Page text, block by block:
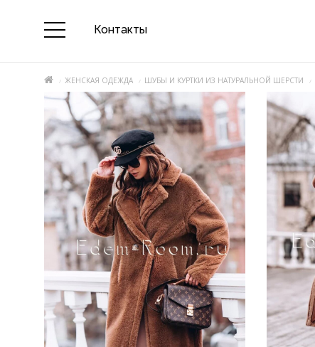
Контакты
ЖЕНСКАЯ ОДЕЖДА ШУБЫ И КУРТКИ ИЗ НАТУРАЛЬНОЙ ШЕРСТИ